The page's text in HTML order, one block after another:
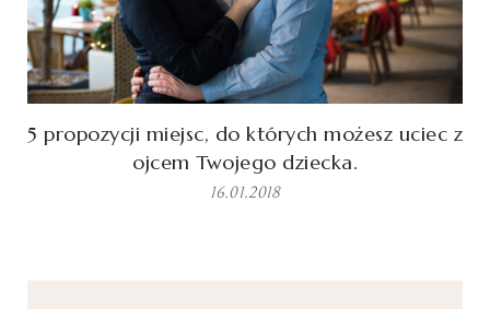
5 propozycji miejsc, do których możesz uciec z
ojcem Twojego dziecka.
16.01.2018